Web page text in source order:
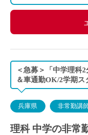
＜急募＞「中学理科
＆車通勤OK/2学期ス
兵庫県 非常勤講
理科 中学の非常